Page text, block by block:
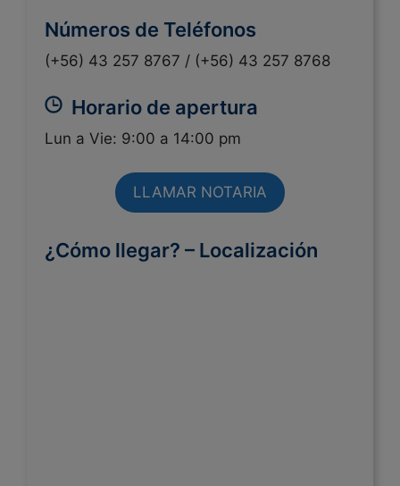
Números de Teléfonos
(+56) 43 257 8767 / (+56) 43 257 8768
Horario de apertura
Lun a Vie: 9:00 a 14:00 pm
LLAMAR NOTARIA
¿Cómo llegar? – Localización